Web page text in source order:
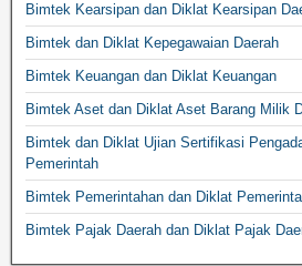
Bimtek Kearsipan dan Diklat Kearsipan
Bimtek dan Diklat Kepegawaian Daerah
Bimtek Keuangan dan Diklat Keuangan
Bimtek Aset dan Diklat Aset Barang Milik
Bimtek dan Diklat Ujian Sertifikasi
Pemerintah
Bimtek Pemerintahan dan Diklat
Bimtek Pajak Daerah dan Diklat Pajak